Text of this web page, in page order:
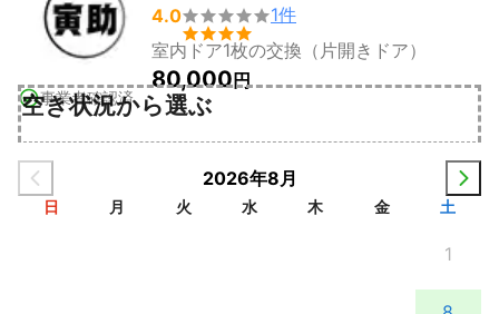
事業者確認済
4.0

1件
室内ドア1枚の交換（片開きドア）
80,000円
空き状況から選ぶ
2026年8月
日 月 火 水 木 金 土
1